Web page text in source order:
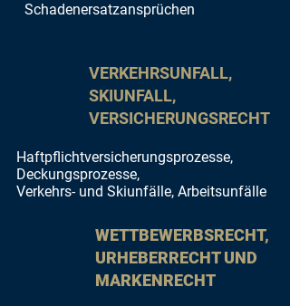
Schadenersatzansprüchen
VERKEHRSUNFALL,
SKIUNFALL,
VERSICHERUNGSRECHT
Haftpflichtversicherungsprozesse,
Deckungsprozesse,
Verkehrs- und Skiunfälle, Arbeitsunfälle
WETTBEWERBSRECHT,
URHEBERRECHT UND
MARKENRECHT